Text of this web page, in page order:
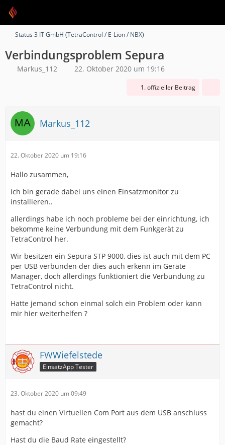
Status 3 IT GmbH (TetraControl / E-Lion / NBX)
Verbindungsproblem Sepura
Markus_112 22. Oktober 2020 um 19:16
1. offizieller Beitrag
Markus_112
22. Oktober 2020 um 19:16
Hallo zusammen,
ich bin gerade dabei uns einen Einsatzmonitor zu
installieren..
allerdings habe ich noch probleme bei der einrichtung, ich
bekomme keine Verbundung mit dem Funkgerät zu
TetraControl her.
Wir besitzen ein Sepura STP 9000, dies ist auch mit dem PC
per USB verbunden der dies auch erkenn im Geräte
Manager, doch allerdings funktioniert die Verbundung zu
TetraControl nicht.
Hatte jemand schon einmal solch ein Problem oder kann
mir hier weiterhelfen ?
FWWiefelstede
EinsatzApp Tester
23. Oktober 2020 um 09:49
hast du einen Virtuellen Com Port aus dem USB anschluss
gemacht?
Hast du die Baud Rate eingestellt?